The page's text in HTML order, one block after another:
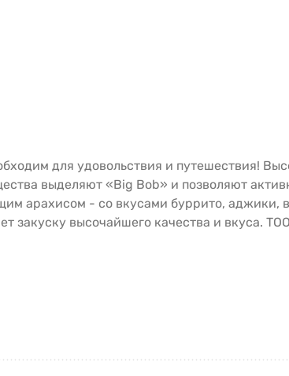
для удовольствия и путешествия!
выделяют «Big Bob» и позволяют
арахисом - со вкусами буррито, аджики,
закуску высочайшего качества и вкуса.